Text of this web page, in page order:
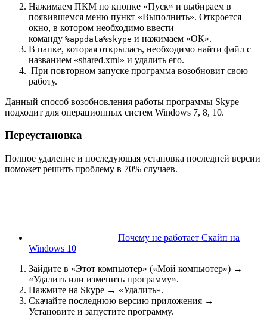
Нажимаем ПКМ по кнопке «Пуск» и выбираем в
появившемся меню пункт «Выполнить». Откроется
окно, в котором необходимо ввести
команду %appdata%skype и нажимаем «ОК».
В папке, которая открылась, необходимо найти файл с
названием «shared.xml» и удалить его.
При повторном запуске программа возобновит свою
работу.
Данный способ возобновления работы программы Skype
подходит для операционных систем Windows 7, 8, 10.
Переустановка
Полное удаление и последующая установка последней версии
поможет решить проблему в 70% случаев.
Почему не работает Скайп на
Windows 10
Зайдите в «Этот компьютер» («Мой компьютер») →
«Удалить или изменить программу».
Нажмите на Skype → «Удалить».
Скачайте последнюю версию приложения →
Установите и запустите программу.